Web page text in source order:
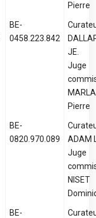
Pierre
BE-
0458.223.842
JE.
Juge
Pierre
BE-
0820.970.089
ADAM
Juge
NISET
BE-